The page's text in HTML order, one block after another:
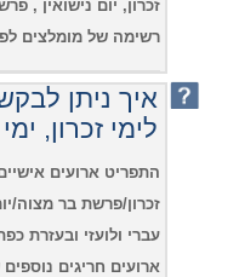
זכרון, יום נישואין ,
רשימה של מומלצים
איך ניתן
לימי זכרון,
התפריט ארועים
זכרון/פרשת בר מצוה/
עברי ולועזי ובעזרת
ארועים חריגים